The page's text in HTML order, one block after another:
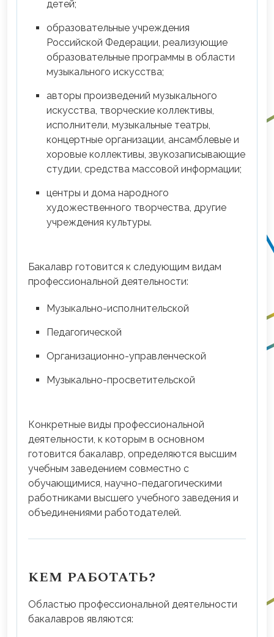
детей;
образовательные учреждения
Российской Федерации, реализующие
образовательные программы в области
музыкального искусства;
авторы произведений музыкального
искусства, творческие коллективы,
исполнители, музыкальные театры,
концертные организации, ансамблевые и
хоровые коллективы, звукозаписывающие
студии, средства массовой информации;
центры и дома народного
художественного творчества, другие
учреждения культуры.
Бакалавр готовится к следующим видам
профессиональной деятельности:
Музыкально-исполнительской
Педагогической
Организационно-управленческой
Музыкально-просветительской
Конкретные виды профессиональной
деятельности, к которым в основном
готовится бакалавр, определяются высшим
учебным заведением совместно с
обучающимися, научно-педагогическими
работниками высшего учебного заведения и
объединениями работодателей.
КЕМ РАБОТАТЬ?
Областью профессиональной деятельности
бакалавров являются: